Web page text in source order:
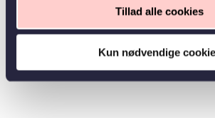
Tillad alle cookies
Kun nødvendige